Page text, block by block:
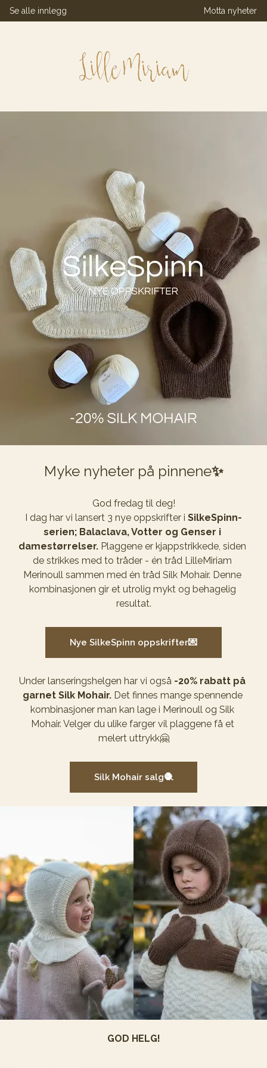
Se alle innlegg Motta nyheter
Myke nyheter på pinnene✨
God fredag til deg!
I dag har vi lansert 3 nye oppskrifter i SilkeSpinn-
serien; Balaclava, Votter og Genser i
damestørrelser. Plaggene er kjappstrikkede, siden
de strikkes med to tråder - én tråd LilleMiriam
Merinoull sammen med én tråd Silk Mohair. Denne
kombinasjonen gir et utrolig mykt og behagelig
resultat.
Nye SilkeSpinn oppskrifter💌
Under lanseringshelgen har vi også -20% rabatt på
garnet Silk Mohair. Det finnes mange spennende
kombinasjoner man kan lage i Merinoull og Silk
Mohair. Velger du ulike farger vil plaggene få et
melert uttrykk🤗
Silk Mohair salg🧶
GOD HELG!